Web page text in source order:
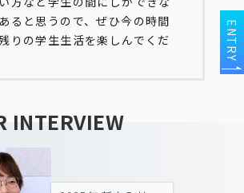
ると思うので、ぜひ今の時間
りの学生生活を楽しんでくだ
INTERVIEW
ENTRY